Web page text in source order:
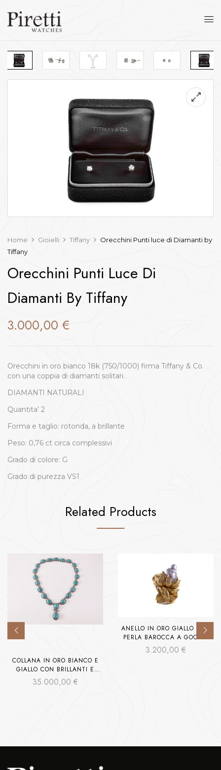
Home Gioielli Tiffany
Orecchini Punti luce di Diamanti by
Tiffany
Orecchini Punti Luce Di
Diamanti By Tiffany
3.000,00 €
Orecchini in oro bianco 18k (750/1000) firma Tiffany & Co.
con una coppia di diamanti solitari.
DIAMANTI NATURALI
Quantita’ 2
Forma e taglio: rotonda, a brillante
Peso: 0,76 ct circa complessivi
Grado di colore: G
Grado di purezza VS1
Related Products
COLLANA IN ORO BIANCO E
GIALLO CON BRILLANTI E
TURCHESI
35.000,00 €
ANELLO IN ORO GIALLO CON
PERLA BAROCCA A GOCCIA
3.200,00 €